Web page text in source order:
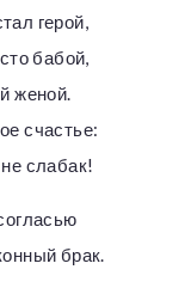
герой,
бабой,
женой.
счастье:
слабак!
брак.